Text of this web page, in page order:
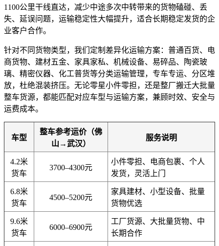
1100公里干线直达，减少中途多次中转带来的货物磕碰、丢
失、延误问题，运输稳定性大幅提升，适合长期稳定发货的企
业客户合作。
针对不同货物类型，我们定制差异化运输方案：普通百货、电
商货物、建材五金、家具家私、机械设备、易碎品、陶瓷玻
璃、精密仪器、化工普货等分类运输管理，专车专运、分区堆
放，杜绝混装挤压。无论零星小件零担，还是整厂搬迁大批量
整车货源，都能匹配对应车型与运输方案，兼顾时效、安全与
运费成本。
车型
整车参考运价（佛
山→武汉）
服务说明
4.2米
货车
3700–4300元
小件零担、电商包裹、个人
发货，灵活上门
6.8米
货车
4500–5200元
家具建材、小型设备、批量
货物优选
9.6米
货车
6000–6900元
工厂货源、大批量货物、中
长期合作